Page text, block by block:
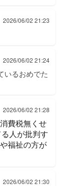
2026/06/02 21:23
2026/06/02 21:24
いるおめでた
2026/06/02 21:28
費税無くせ
人が批判す
福祉の方が
2026/06/02 21:30